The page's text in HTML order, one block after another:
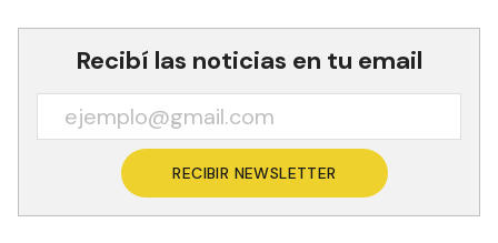
Recibí las noticias en tu email
RECIBIR NEWSLETTER